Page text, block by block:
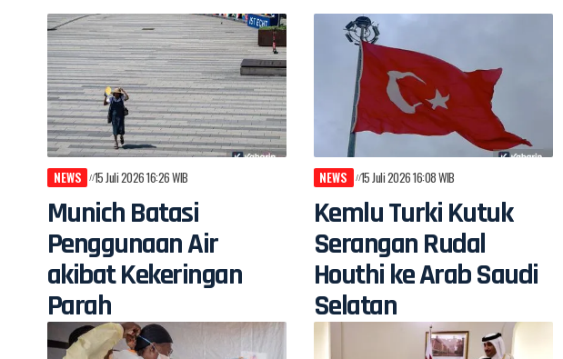
NEWS 15 Juli 2026 16:26 WIB
Munich Batasi
Penggunaan Air
akibat Kekeringan
Parah
NEWS 15 Juli 2026 16:08 WIB
Kemlu Turki Kutuk
Serangan Rudal
Houthi ke Arab Saudi
Selatan